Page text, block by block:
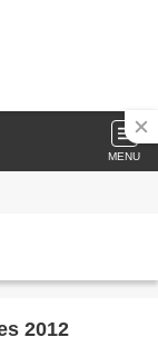
MENU
2012